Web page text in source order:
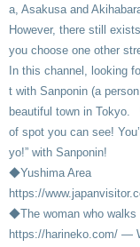
a, Asakusa and
However, there still
you choose one other
In this channel, looking
t with Sanponin (a
beautiful town in Tokyo.
of spot you can see!
yo!” with Sanponin!
◆Yushima Area
https://
◆The woman who walks
https://harineko.com/ —